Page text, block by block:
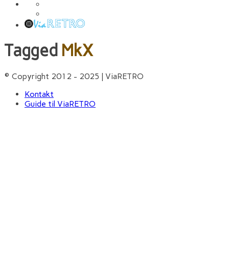
Tagged MkX
© Copyright 2012 - 2025 | ViaRETRO
Kontakt
Guide til ViaRETRO